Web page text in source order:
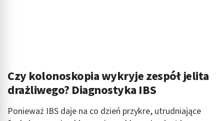
Czy kolonoskopia wykryje zespół jelita
drażliwego? Diagnostyka IBS
Ponieważ IBS daje na co dzień przykre, utrudniające